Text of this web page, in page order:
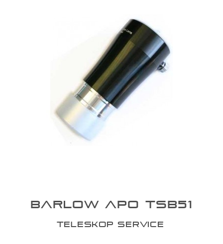
GLI ORDINI SARANNO EVASI
BARLOW APO TSB51
TELESKOP SERVICE